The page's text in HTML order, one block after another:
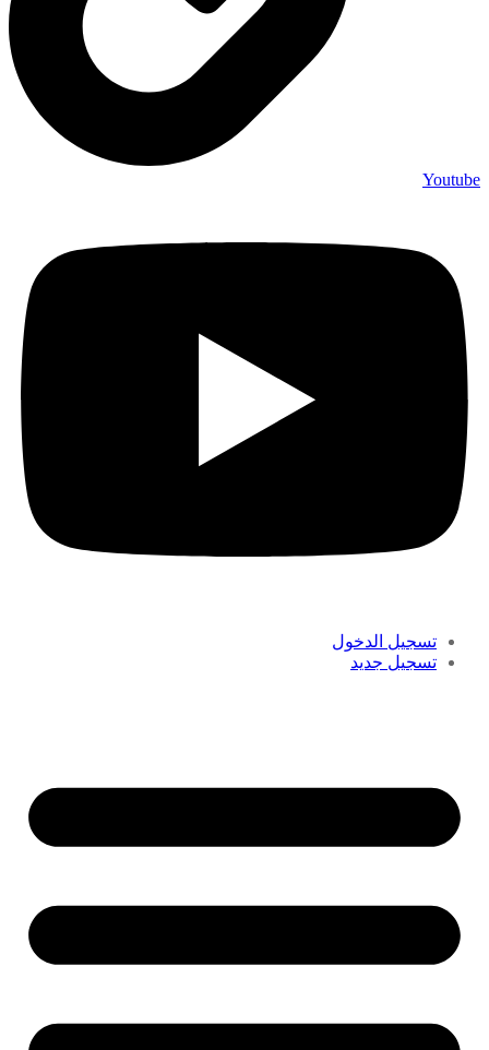
Youtube
تسجيل الدخول
تسجيل جديد